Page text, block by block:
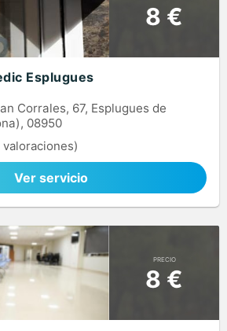
8 €
Esplugues
Corrales, 67, Esplugues de
08950
valoraciones)
Ver servicio
PRECIO
8 €